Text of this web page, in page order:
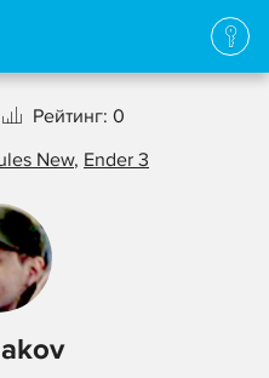
Рейтинг: 0
New, Ender 3